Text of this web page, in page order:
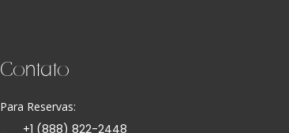
Contato
Para Reservas:
+1 (888) 822-2448